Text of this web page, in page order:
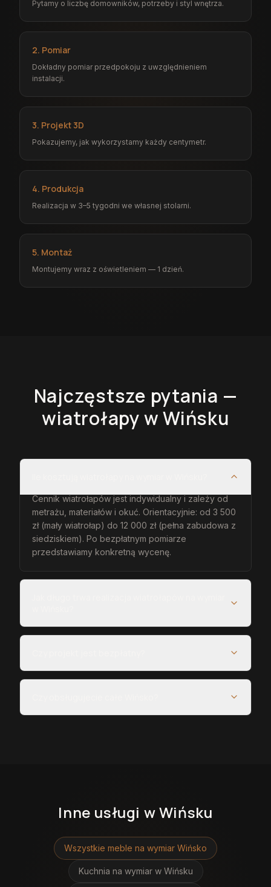
Pytamy o liczbę domowników, potrzeby i styl wnętrza.
2. Pomiar
Dokładny pomiar przedpokoju z uwzględnieniem
instalacji.
3. Projekt 3D
Pokazujemy, jak wykorzystamy każdy centymetr.
4. Produkcja
Realizacja w 3–5 tygodni we własnej stolarni.
5. Montaż
Montujemy wraz z oświetleniem — 1 dzień.
Najczęstsze pytania —
wiatrołapyw Wińsku
Cennik wiatrołapów jest indywidualny i zależy od
metrażu, materiałów i okuć. Orientacyjnie: od 3 500
zł (mały wiatrołap) do 12 000 zł (pełna zabudowa z
siedziskiem). Po bezpłatnym pomiarze
przedstawiamy konkretną wycenę.
Inne usługi w Wińsku
Wszystkie meble na wymiar Wińsko
Kuchnia na wymiar w Wińsku